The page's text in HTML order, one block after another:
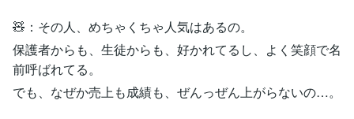
🧸：その人、めちゃくちゃ人気はあるの。
保護者からも、生徒からも、好かれてるし、よく笑顔で名
前呼ばれてる。
でも、なぜか売上も成績も、ぜんっぜん上がらないの…。